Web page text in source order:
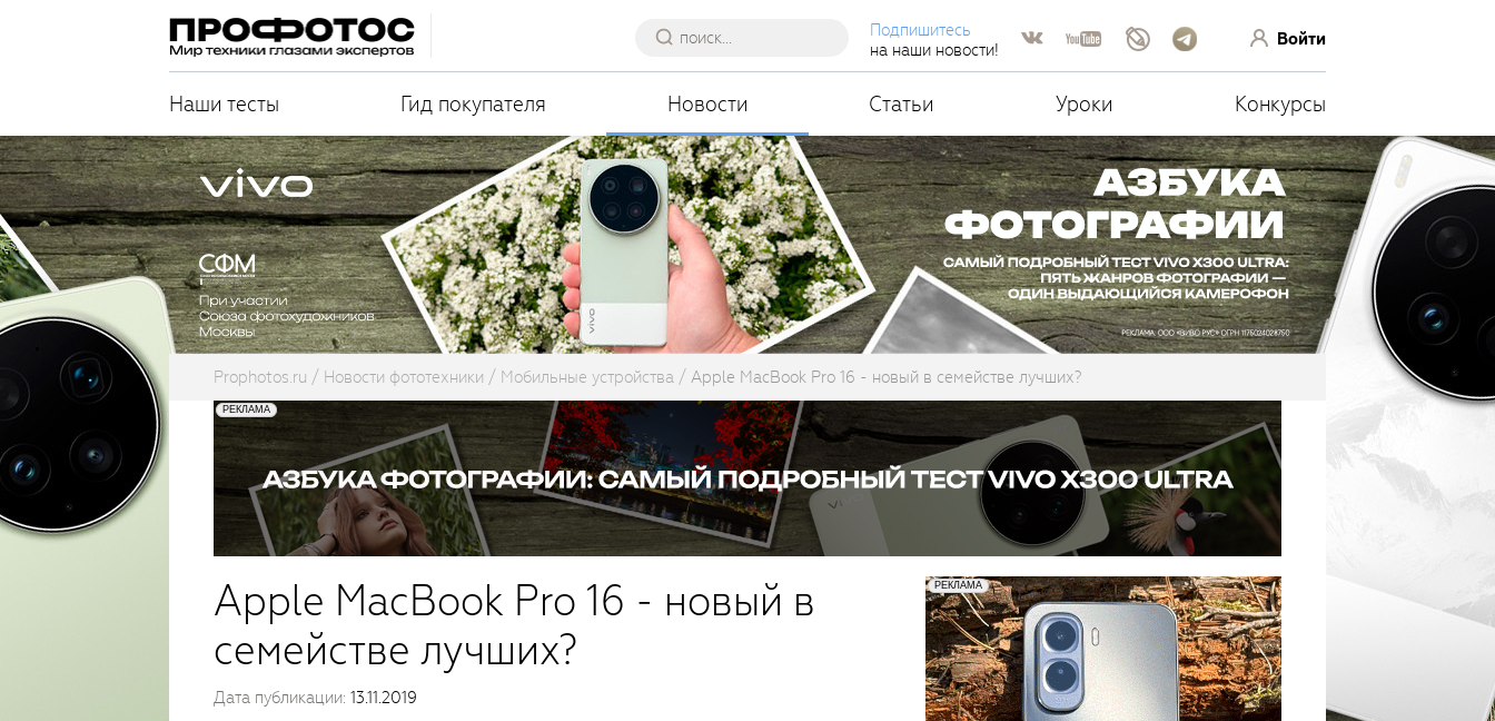
Подпишитесь
на наши новости!
Войти
Наши тесты Гид покупателя Новости Статьи Уроки Конкурсы
Prophotos.ru Новости фототехники Мобильные устройства Apple MacBook Pro 16 - новый в семействе лучших?
Apple MacBook Pro 16 - новый в
семействе лучших?
Дата публикации: 13.11.2019